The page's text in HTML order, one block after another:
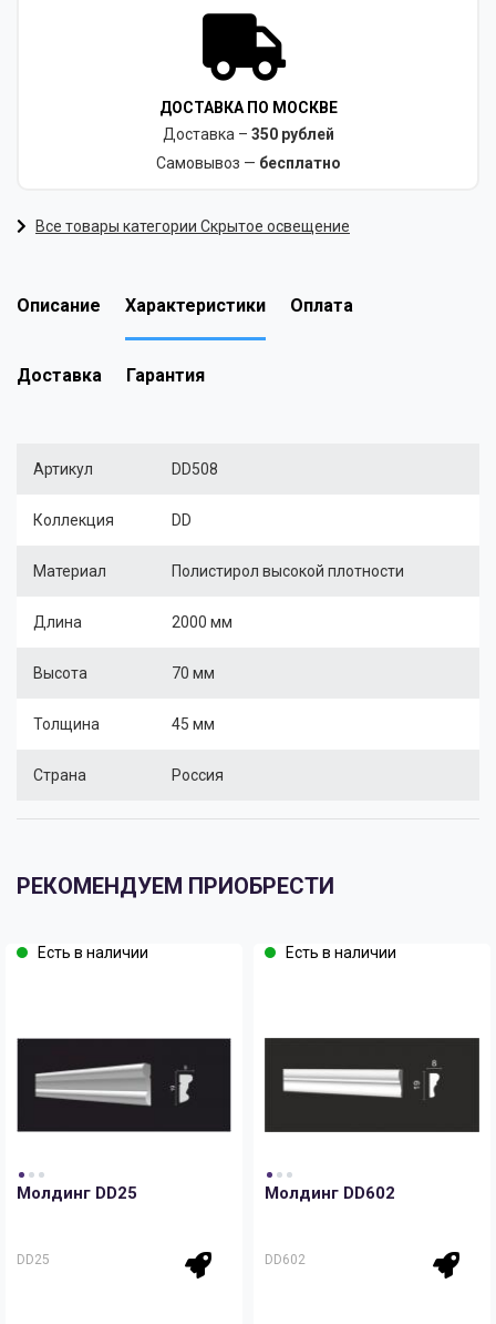
ДОСТАВКА ПО МОСКВЕ
Доставка – 350 рублей
Самовывоз — бесплатно
Все товары категории Скрытое освещение
Описание Характеристики Оплата
Доставка Гарантия
Артикул DD508
Коллекция DD
Материал Полистирол высокой плотности
Длина 2000 мм
Высота 70 мм
Толщина 45 мм
Страна Россия
РЕКОМЕНДУЕМ ПРИОБРЕСТИ
Есть в наличии
Молдинг DD25
DD25
Есть в наличии
Молдинг DD602
DD602